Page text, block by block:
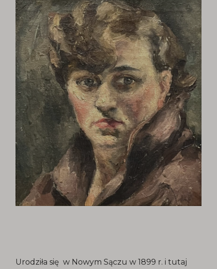
Urodziła się w Nowym Sączu w 1899 r. i tutaj